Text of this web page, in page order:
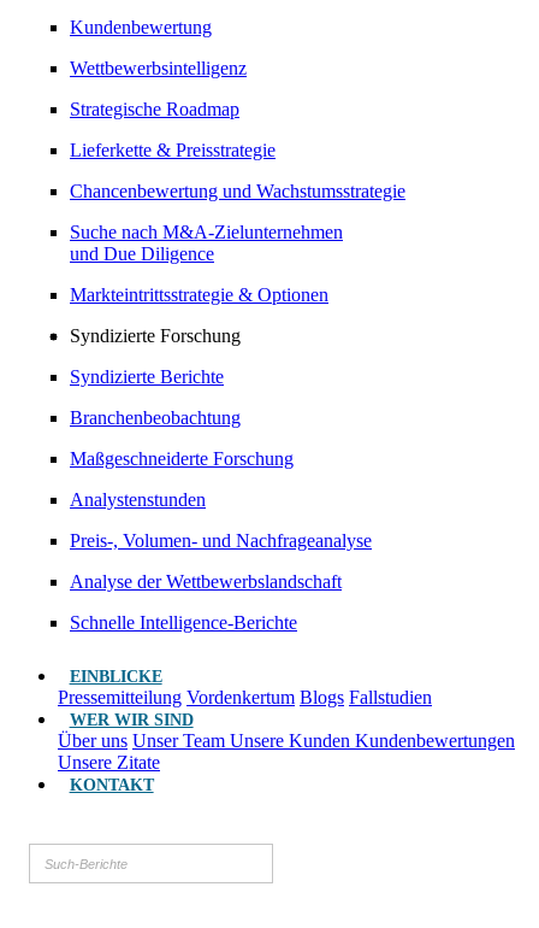
Kundenbewertung
Wettbewerbsintelligenz
Strategische Roadmap
Lieferkette & Preisstrategie
Chancenbewertung und Wachstumsstrategie
Suche nach M&A-Zielunternehmen
und Due Diligence
Markteintrittsstrategie & Optionen
Syndizierte Forschung
Syndizierte Berichte
Branchenbeobachtung
Maßgeschneiderte Forschung
Analystenstunden
Preis-, Volumen- und Nachfrageanalyse
Analyse der Wettbewerbslandschaft
Schnelle Intelligence-Berichte
EINBLICKE
Pressemitteilung Vordenkertum Blogs Fallstudien
WER WIR SIND
Über uns Unser Team Unsere Kunden Kundenbewertungen
Unsere Zitate
KONTAKT